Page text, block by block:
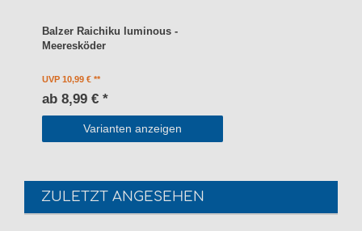
Balzer Raichiku luminous -
Meeresköder
UVP 10,99 €
ab 8,99 € *
Varianten anzeigen
ZULETZT ANGESEHEN